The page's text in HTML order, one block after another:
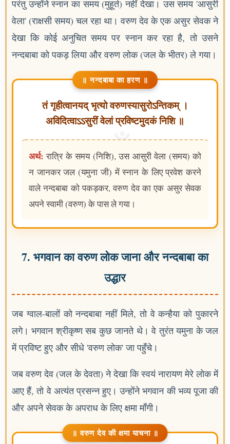
परंतु उन्होंने स्नान का समय (मुहूर्त) नहीं देखा। उस समय 'आसुरी
वेला' (राक्षसी समय) चल रहा था। वरुण देव के एक असुर सेवक ने
देखा कि कोई अनुचित समय पर स्नान कर रहा है, तो उसने
नन्दबाबा को पकड़ लिया और वरुण लोक (जल के भीतर) ले गया।
॥ नन्दबाबा का हरण ॥
तं गृहीत्वानयद् भृत्यो वरुणस्यासुरोऽन्तिकम् ।
अविदित्वाऽऽसुरीं वेलां प्रविष्टमुदकं निशि ॥
अर्थ: रात्रि के समय (निशि), उस आसुरी वेला (समय) को
न जानकर जल (यमुना जी) में स्नान के लिए प्रवेश करने
वाले नन्दबाबा को पकड़कर, वरुण देव का एक असुर सेवक
अपने स्वामी (वरुण) के पास ले गया।
7. भगवान का वरुण लोक जाना और नन्दबाबा का
उद्धार
जब ग्वाल-बालों को नन्दबाबा नहीं मिले, तो वे कन्हैया को पुकारने
लगे। भगवान श्रीकृष्ण सब कुछ जानते थे। वे तुरंत यमुना के जल
में प्रविष्ट हुए और सीधे 'वरुण लोक' जा पहुँचे।
जब वरुण देव (जल के देवता) ने देखा कि स्वयं नारायण मेरे लोक में
आए हैं, तो वे अत्यंत प्रसन्न हुए। उन्होंने भगवान की भव्य पूजा की
और अपने सेवक के अपराध के लिए क्षमा माँगी।
॥ वरुण देव की क्षमा याचना ॥